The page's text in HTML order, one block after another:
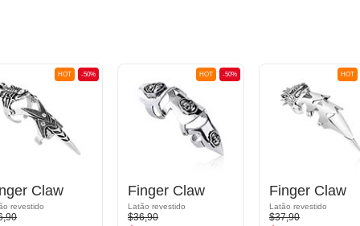
-50%
HOT
Claw
revestido
-50%
HOT
Finger Claw
Latão revestido
$36,90
HOT
Finger Claw
Latão revestido
$37,90